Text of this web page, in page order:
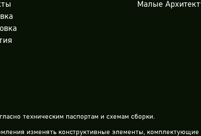
Малые
техническим паспортам и схемам сборки.
изменять конструктивные элементы,